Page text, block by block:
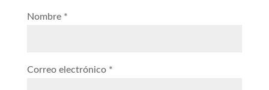
Nombre *
Correo electrónico *